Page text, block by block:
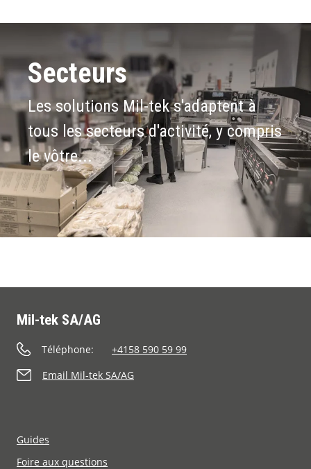
Secteurs
Les solutions Mil-tek s'adaptent à
tous les secteurs d'activité, y compris
le vôtre...
Mil-tek SA/AG
Téléphone:
+4158 590 59 99
Email Mil-tek SA/AG
Guides
Foire aux questions